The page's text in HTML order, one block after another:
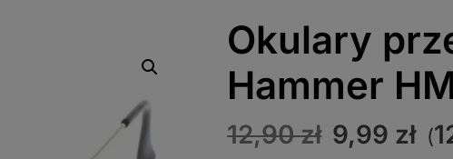
Okulary
Hammer
12,90zł Pierwotna
9,99 zł (